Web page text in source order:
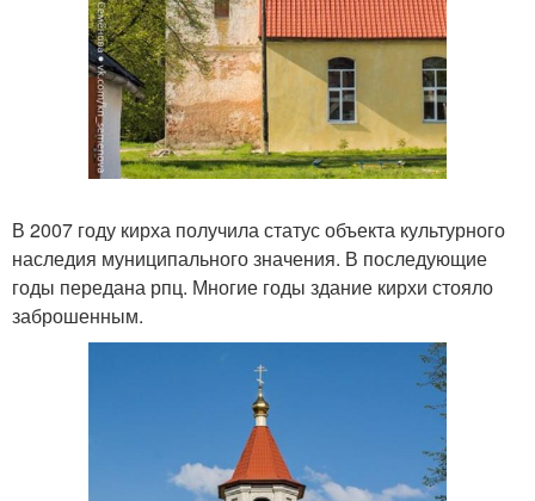
В 2007 году кирха получила статус объекта культурного
наследия муниципального значения. В последующие
годы передана рпц. Многие годы здание кирхи стояло
заброшенным.